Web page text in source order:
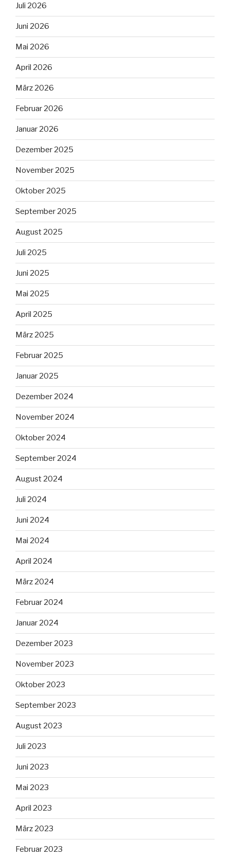
Juli 2026
Juni 2026
Mai 2026
April 2026
März 2026
Februar 2026
Januar 2026
Dezember 2025
November 2025
Oktober 2025
September 2025
August 2025
Juli 2025
Juni 2025
Mai 2025
April 2025
März 2025
Februar 2025
Januar 2025
Dezember 2024
November 2024
Oktober 2024
September 2024
August 2024
Juli 2024
Juni 2024
Mai 2024
April 2024
März 2024
Februar 2024
Januar 2024
Dezember 2023
November 2023
Oktober 2023
September 2023
August 2023
Juli 2023
Juni 2023
Mai 2023
April 2023
März 2023
Februar 2023